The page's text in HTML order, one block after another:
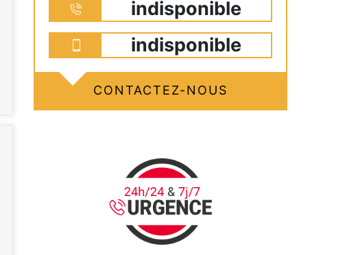
indisponible
indisponible
CONTACTEZ-NOUS